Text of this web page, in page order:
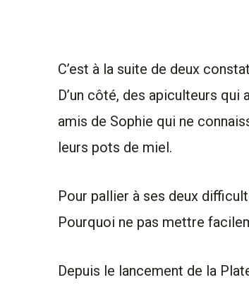
C’est à la suite de deux
D’un côté, des apiculteurs
amis de Sophie qui ne
leurs pots de miel.
Pour pallier à ses deux
Pourquoi ne pas mettre
Depuis le lancement de la